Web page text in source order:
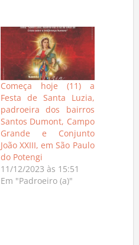
Começa hoje (11) a
Festa de Santa Luzia,
padroeira dos bairros
Santos Dumont, Campo
Grande e Conjunto
João XXIII, em São Paulo
do Potengi
11/12/2023 às 15:51
Em "Padroeiro (a)"